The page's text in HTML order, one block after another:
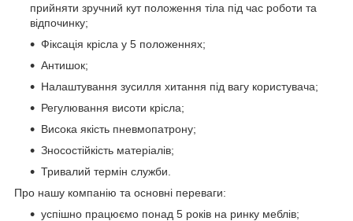
прийняти зручний кут положення тіла під час роботи та
відпочинку;
Фіксація крісла у 5 положеннях;
Антишок;
Налаштування зусилля хитання під вагу користувача;
Регулювання висоти крісла;
Висока якість пневмопатрону;
Зносостійкість матеріалів;
Тривалий термін служби.
Про нашу компанію та основні переваги:
успішно працюємо понад 5 років на ринку меблів;